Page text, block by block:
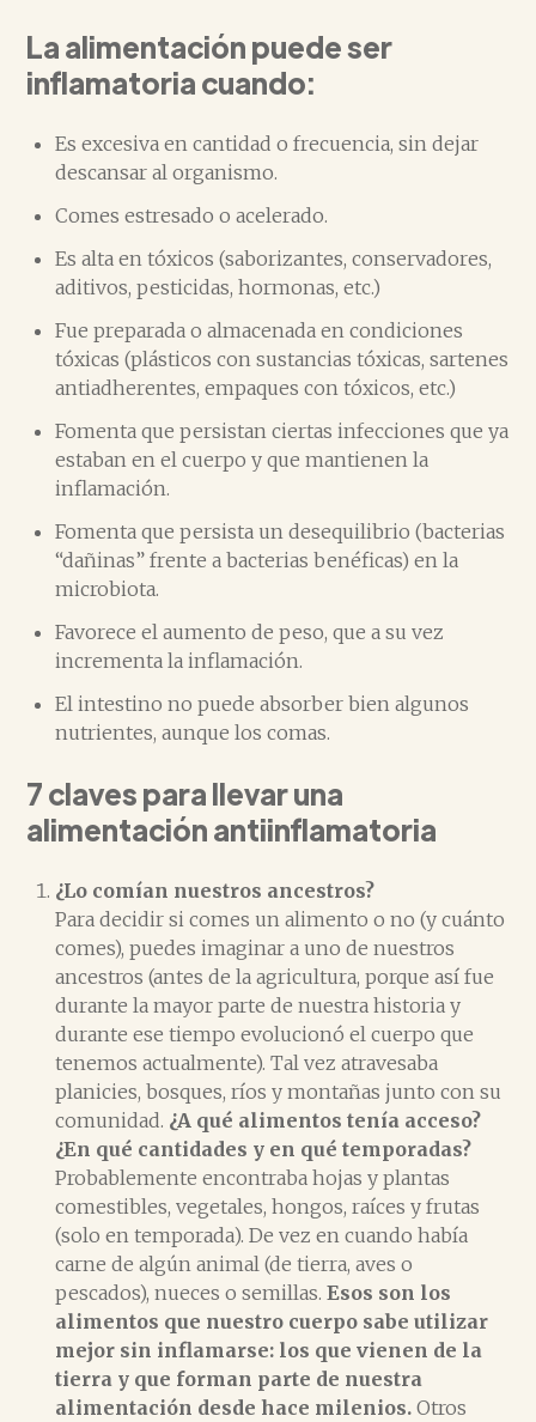
La alimentación puede ser
inflamatoria cuando:
Es excesiva en cantidad o frecuencia, sin dejar
descansar al organismo.
Comes estresado o acelerado.
Es alta en tóxicos (saborizantes, conservadores,
aditivos, pesticidas, hormonas, etc.)
Fue preparada o almacenada en condiciones
tóxicas (plásticos con sustancias tóxicas, sartenes
antiadherentes, empaques con tóxicos, etc.)
Fomenta que persistan ciertas infecciones que ya
estaban en el cuerpo y que mantienen la
inflamación.
Fomenta que persista un desequilibrio (bacterias
“dañinas” frente a bacterias benéficas) en la
microbiota.
Favorece el aumento de peso, que a su vez
incrementa la inflamación.
El intestino no puede absorber bien algunos
nutrientes, aunque los comas.
7 claves para llevar una
alimentación antiinflamatoria
¿Lo comían nuestros ancestros?
Para decidir si comes un alimento o no (y cuánto
comes), puedes imaginar a uno de nuestros
ancestros (antes de la agricultura, porque así fue
durante la mayor parte de nuestra historia y
durante ese tiempo evolucionó el cuerpo que
tenemos actualmente). Tal vez atravesaba
planicies, bosques, ríos y montañas junto con su
comunidad. ¿A qué alimentos tenía acceso?
¿En qué cantidades y en qué temporadas?
Probablemente encontraba hojas y plantas
comestibles, vegetales, hongos, raíces y frutas
(solo en temporada). De vez en cuando había
carne de algún animal (de tierra, aves o
pescados), nueces o semillas.Esos son los
alimentos que nuestro cuerpo sabe utilizar
mejor sin inflamarse: los que vienen de la
tierra y que forman parte de nuestra
alimentación desde hace milenios.Otros